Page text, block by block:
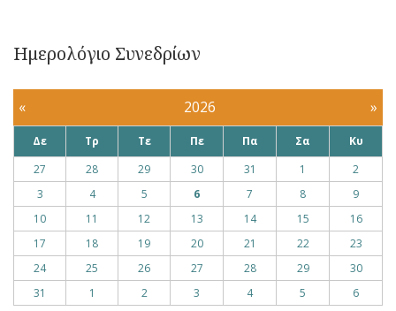
Ημερολόγιο Συνεδρίων
« 2026 »
Δε Τρ Τε Πε Πα Σα
Κυ
27
28 29 30 31 1
2
3
4 5 6 7 8
9
10
11 12 13 14 15
16
17
18 19 20 21 22
23
24
25 26 27 28 29
30
31
1 2 3 4 5 6